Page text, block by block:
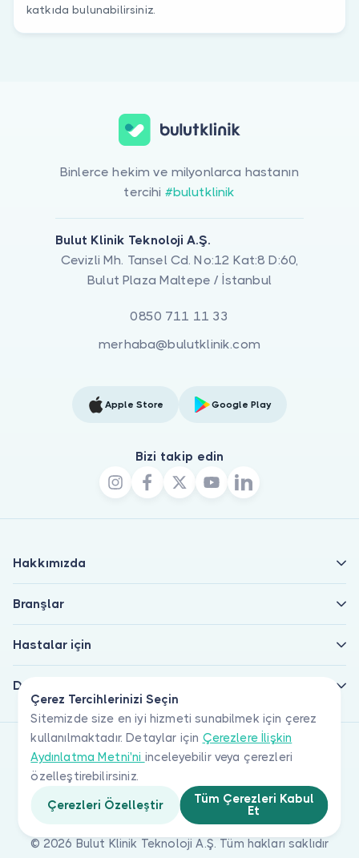
katkıda bulunabilirsiniz.
Çerez Tercihlerinizi Seçin
Sitemizde size en iyi hizmeti sunabilmek için çerez
kullanılmaktadır. Detaylar için Çerezlere İlişkin
Aydınlatma Metni'ni inceleyebilir veya çerezleri
özelleştirebilirsiniz.
Çerezleri Özelleştir
Tüm Çerezleri Kabul
Et
Binlerce hekim ve milyonlarca hastanın
tercihi #bulutklinik
Bulut Klinik Teknoloji A.Ş.
Cevizli Mh. Tansel Cd. No:12 Kat:8 D:60,
Bulut Plaza Maltepe / İstanbul
0850 711 11 33
merhaba@bulutklinik.com
Apple Store Google Play
Bizi takip edin
Hakkımızda
Branşlar
Hastalar için
Doktorlar için
© 2026 Bulut Klinik Teknoloji A.Ş. Tüm hakları saklıdır